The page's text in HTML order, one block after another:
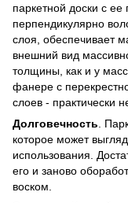
паркетной доски с
перпендикулярно
слоя, обеспечивает
внешний вид
толщины, как и у
фанере с
слоев - практически
Долговечность
которое может
использования.
его и заново
воском.